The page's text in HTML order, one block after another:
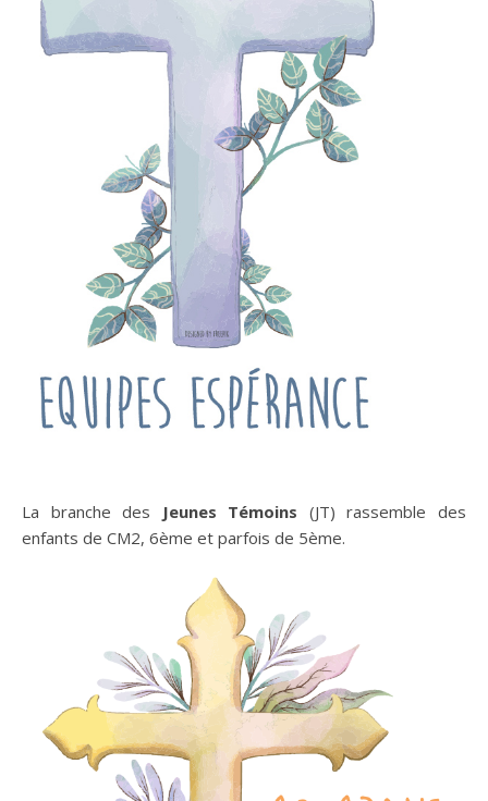
La branche des Jeunes Témoins (JT) rassemble des
enfants de CM2, 6ème et parfois de 5ème.